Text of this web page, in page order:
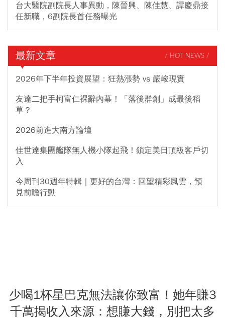
台大醫院副院長人事異動，陳晉興、陳佳慧、譚慶鼎接
任新職，6副院長首任務曝光
最新文章 / HOT NEWS /
2026年下半年投資展望：狂熱漲勢 vs 嚴峻現實
友達二把手柯富仁裸辭內幕！「落後群創」成最後稻
草？
2026前進大南方論壇
佳世達集團艦隊無人機小隊起飛！鎖定美日頂級客戶切
入
今周刊30週年特輯｜更好的台灣：回望精彩風雲，預
見前瞻行動
少喝1杯星巴克無法讓你致富！她年賺3
千萬揭收入來源：想賺大錢，別把太多